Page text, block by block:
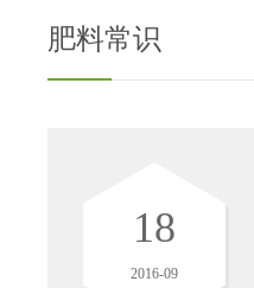
肥料常识
18
2016-09